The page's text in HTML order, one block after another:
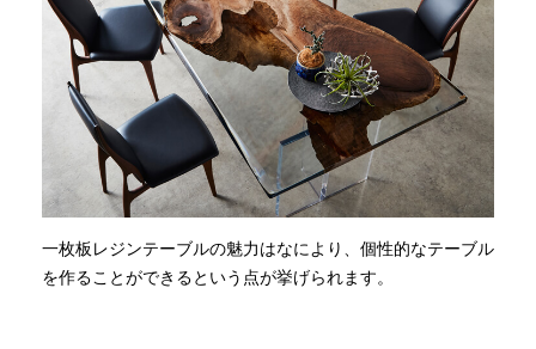
一枚板レジンテーブルの魅力はなにより、個性的なテーブル
を作ることができるという点が挙げられます。